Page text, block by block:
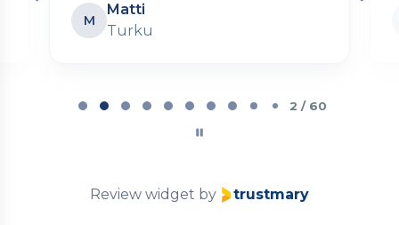
M
Matti
Turku
2 / 60
Review widget by trustmary